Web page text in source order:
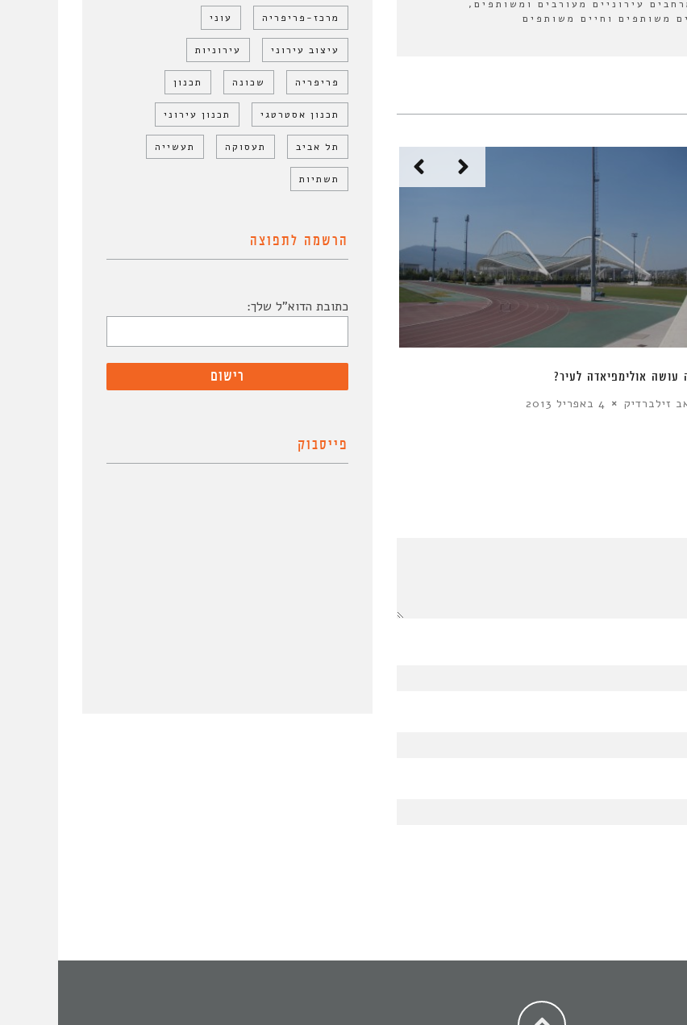
עירוניים מעורבים ומשותפים,
משותפים וחיים משותפים
עושה אולימפיאדה לעיר?
זילברדיק 4 באפריל 2013
מרכז-פריפריה עוני
עיצוב עירוני עירוניות
פריפריה שכונה תכנון
תכנון אסטרטגי תכנון עירוני
תל אביב תעסוקה תעשייה
תשתיות
הרשמה לתפוצה
כתובת הדוא"ל שלך:
פייסבוק